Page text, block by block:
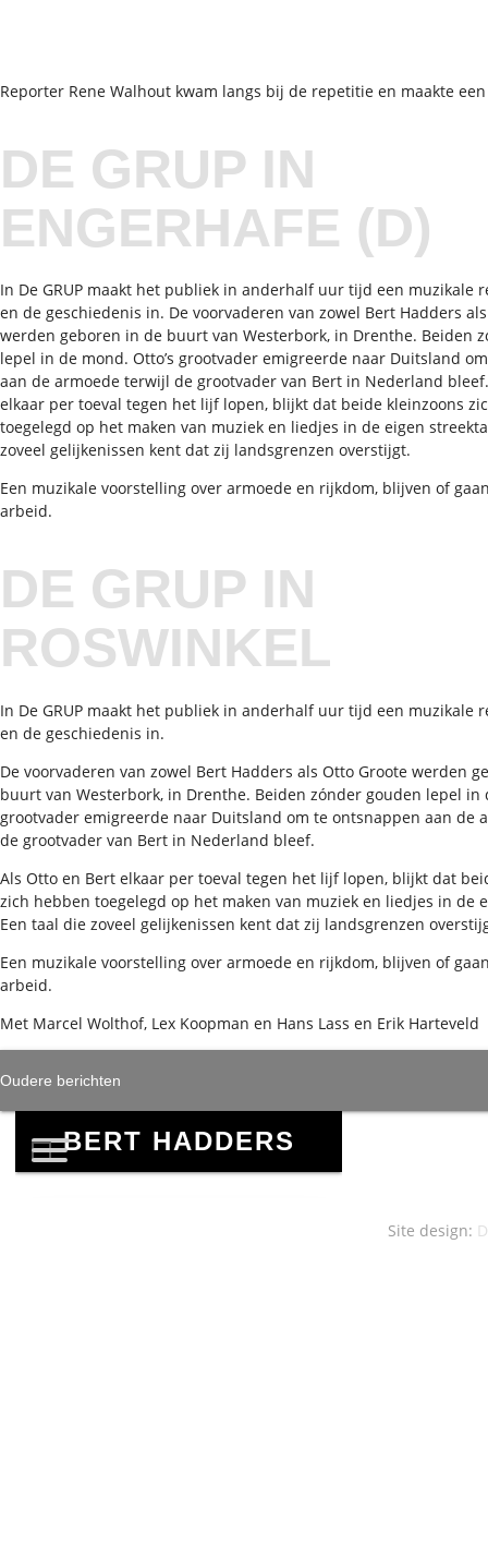
Reporter Rene Walhout kwam langs bij de repetitie en maakte
DE GRUP IN
ENGERHAFE (D)
In De GRUP maakt het publiek in anderhalf uur tijd een muzikale
en de geschiedenis in. De voorvaderen van zowel Bert Hadders
werden geboren in de buurt van Westerbork, in Drenthe. Beiden
lepel in de mond. Otto’s grootvader emigreerde naar Duitsland
aan de armoede terwijl de grootvader van Bert in Nederland
elkaar per toeval tegen het lijf lopen, blijkt dat beide kleinzoons
toegelegd op het maken van muziek en liedjes in de eigen
zoveel gelijkenissen kent dat zij landsgrenzen overstijgt.
Een muzikale voorstelling over armoede en rijkdom, blijven of
arbeid.
DE GRUP IN
ROSWINKEL
In De GRUP maakt het publiek in anderhalf uur tijd een muzikale
en de geschiedenis in.
De voorvaderen van zowel Bert Hadders als Otto Groote werden
buurt van Westerbork, in Drenthe. Beiden zónder gouden lepel in
grootvader emigreerde naar Duitsland om te ontsnappen aan de
de grootvader van Bert in Nederland bleef.
Als Otto en Bert elkaar per toeval tegen het lijf lopen, blijkt dat
zich hebben toegelegd op het maken van muziek en liedjes in de
Een taal die zoveel gelijkenissen kent dat zij landsgrenzen
Een muzikale voorstelling over armoede en rijkdom, blijven of
arbeid.
Met Marcel Wolthof, Lex Koopman en Hans Lass en Erik Harteveld
Oudere berichten
Site design: